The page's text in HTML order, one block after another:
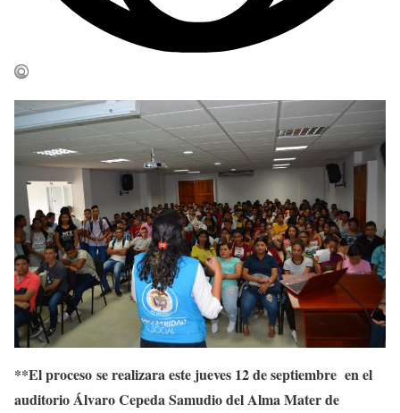
**El proceso se realizara este jueves 12 de septiembre en el
auditorio Álvaro Cepeda Samudio del Alma Mater de